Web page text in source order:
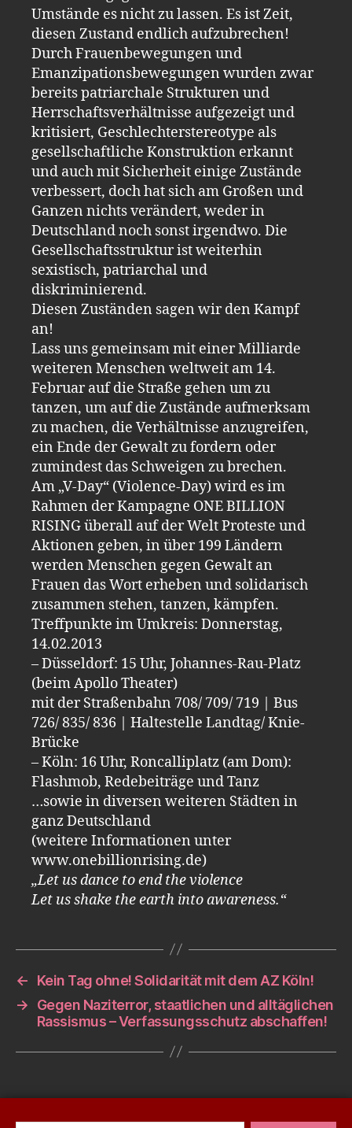
Umstände es nicht zu lassen. Es ist Zeit,
diesen Zustand endlich aufzubrechen!
Durch Frauenbewegungen und
Emanzipationsbewegungen wurden zwar
bereits patriarchale Strukturen und
Herrschaftsverhältnisse aufgezeigt und
kritisiert, Geschlechterstereotype als
gesellschaftliche Konstruktion erkannt
und auch mit Sicherheit einige Zustände
verbessert, doch hat sich am Großen und
Ganzen nichts verändert, weder in
Deutschland noch sonst irgendwo. Die
Gesellschaftsstruktur ist weiterhin
sexistisch, patriarchal und
diskriminierend.
Diesen Zuständen sagen wir den Kampf
an!
Lass uns gemeinsam mit einer Milliarde
weiteren Menschen weltweit am 14.
Februar auf die Straße gehen um zu
tanzen, um auf die Zustände aufmerksam
zu machen, die Verhältnisse anzugreifen,
ein Ende der Gewalt zu fordern oder
zumindest das Schweigen zu brechen.
Am „V-Day“ (Violence-Day) wird es im
Rahmen der Kampagne ONE BILLION
RISING überall auf der Welt Proteste und
Aktionen geben, in über 199 Ländern
werden Menschen gegen Gewalt an
Frauen das Wort erheben und solidarisch
zusammen stehen, tanzen, kämpfen.
Treffpunkte im Umkreis: Donnerstag,
14.02.2013
– Düsseldorf: 15 Uhr, Johannes-Rau-Platz
(beim Apollo Theater)
mit der Straßenbahn 708/ 709/ 719 | Bus
726/ 835/ 836 | Haltestelle Landtag/ Knie-
Brücke
– Köln: 16 Uhr, Roncalliplatz (am Dom):
Flashmob, Redebeiträge und Tanz
…sowie in diversen weiteren Städten in
ganz Deutschland
(weitere Informationen unter
www.onebillionrising.de)
„Let us dance to end the violence
Let us shake the earth into awareness.“
←
Kein Tag ohne! Solidarität mit dem AZ Köln!
→
Gegen Naziterror, staatlichen und alltäglichen
Rassismus – Verfassungsschutz abschaffen!